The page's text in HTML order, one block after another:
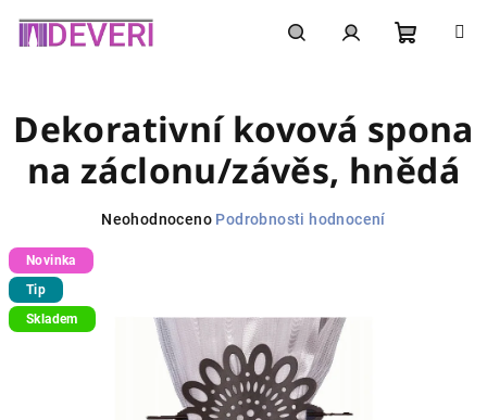
košík
Dekorativní kovová spona
na záclonu/závěs, hnědá
Průměrné
hvězdiček.
Neohodnoceno Podrobnosti hodnocení
Novinka
Tip
Skladem